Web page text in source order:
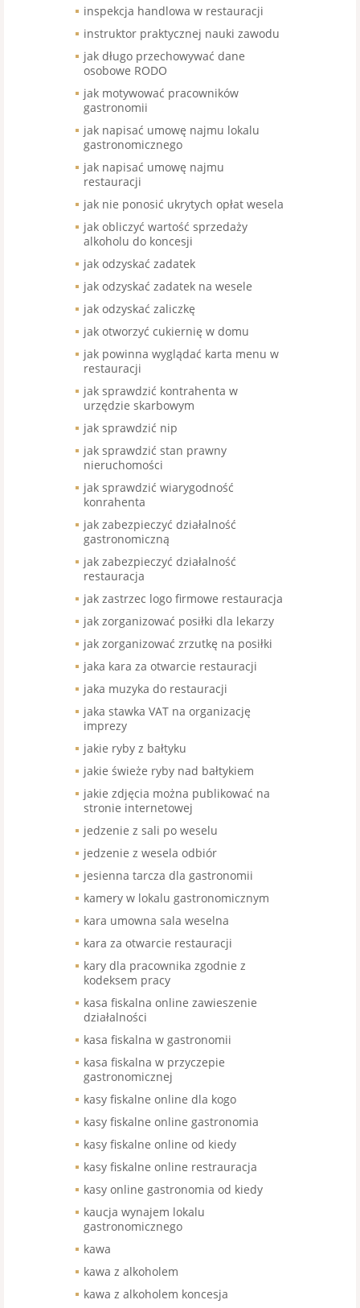
inspekcja handlowa w restauracji
instruktor praktycznej nauki zawodu
jak długo przechowywać dane
osobowe RODO
jak motywować pracowników
gastronomii
jak napisać umowę najmu lokalu
gastronomicznego
jak napisać umowę najmu
restauracji
jak nie ponosić ukrytych opłat wesela
jak obliczyć wartość sprzedaży
alkoholu do koncesji
jak odzyskać zadatek
jak odzyskać zadatek na wesele
jak odzyskać zaliczkę
jak otworzyć cukiernię w domu
jak powinna wyglądać karta menu w
restauracji
jak sprawdzić kontrahenta w
urzędzie skarbowym
jak sprawdzić nip
jak sprawdzić stan prawny
nieruchomości
jak sprawdzić wiarygodność
konrahenta
jak zabezpieczyć działalność
gastronomiczną
jak zabezpieczyć działalność
restauracja
jak zastrzec logo firmowe restauracja
jak zorganizować posiłki dla lekarzy
jak zorganizować zrzutkę na posiłki
jaka kara za otwarcie restauracji
jaka muzyka do restauracji
jaka stawka VAT na organizację
imprezy
jakie ryby z bałtyku
jakie świeże ryby nad bałtykiem
jakie zdjęcia można publikować na
stronie internetowej
jedzenie z sali po weselu
jedzenie z wesela odbiór
jesienna tarcza dla gastronomii
kamery w lokalu gastronomicznym
kara umowna sala weselna
kara za otwarcie restauracji
kary dla pracownika zgodnie z
kodeksem pracy
kasa fiskalna online zawieszenie
działalności
kasa fiskalna w gastronomii
kasa fiskalna w przyczepie
gastronomicznej
kasy fiskalne online dla kogo
kasy fiskalne online gastronomia
kasy fiskalne online od kiedy
kasy fiskalne online restrauracja
kasy online gastronomia od kiedy
kaucja wynajem lokalu
gastronomicznego
kawa
kawa z alkoholem
kawa z alkoholem koncesja